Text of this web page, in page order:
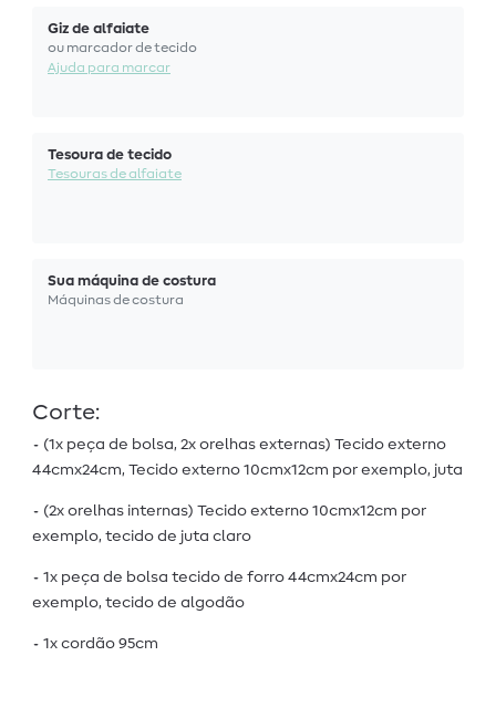
Giz de alfaiate
ou marcador de tecido
Ajuda para marcar
Tesoura de tecido
Tesouras de alfaiate
Sua máquina de costura
Máquinas de costura
Corte:
• (1x peça de bolsa, 2x orelhas externas) Tecido externo
44cmx24cm, Tecido externo 10cmx12cm por exemplo, juta
• (2x orelhas internas) Tecido externo 10cmx12cm por
exemplo, tecido de juta claro
• 1x peça de bolsa tecido de forro 44cmx24cm por
exemplo, tecido de algodão
• 1x cordão 95cm